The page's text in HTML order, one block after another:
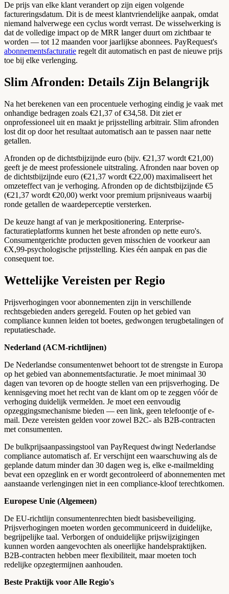
De prijs van elke klant verandert op zijn eigen volgende
factureringsdatum. Dit is de meest klantvriendelijke aanpak, omdat
niemand halverwege een cyclus wordt verrast. De wisselwerking is
dat de volledige impact op de MRR langer duurt om zichtbaar te
worden — tot 12 maanden voor jaarlijkse abonnees. PayRequest's
abonnementsfacturatie regelt dit automatisch en past de nieuwe prijs
toe bij elke verlenging.
Slim Afronden: Details Zijn Belangrijk
Na het berekenen van een procentuele verhoging eindig je vaak met
onhandige bedragen zoals €21,37 of €34,58. Dit ziet er
onprofessioneel uit en maakt je prijsstelling arbitrair. Slim afronden
lost dit op door het resultaat automatisch aan te passen naar nette
getallen.
Afronden op de dichtstbijzijnde euro (bijv. €21,37 wordt €21,00)
geeft je de meest professionele uitstraling. Afronden naar boven op
de dichtstbijzijnde euro (€21,37 wordt €22,00) maximaliseert het
omzeteffect van je verhoging. Afronden op de dichtstbijzijnde €5
(€21,37 wordt €20,00) werkt voor premium prijsniveaus waarbij
ronde getallen de waardeperceptie versterken.
De keuze hangt af van je merkpositionering. Enterprise-
facturatieplatforms kunnen het beste afronden op nette euro's.
Consumentgerichte producten geven misschien de voorkeur aan
€X,99-psychologische prijsstelling. Kies één aanpak en pas die
consequent toe.
Wettelijke Vereisten per Regio
Prijsverhogingen voor abonnementen zijn in verschillende
rechtsgebieden anders geregeld. Fouten op het gebied van
compliance kunnen leiden tot boetes, gedwongen terugbetalingen of
reputatieschade.
Nederland (ACM-richtlijnen)
De Nederlandse consumentenwet behoort tot de strengste in Europa
op het gebied van abonnementsfacturatie. Je moet minimaal 30
dagen van tevoren op de hoogte stellen van een prijsverhoging. De
kennisgeving moet het recht van de klant om op te zeggen vóór de
verhoging duidelijk vermelden. Je moet een eenvoudig
opzeggingsmechanisme bieden — een link, geen telefoontje of e-
mail. Deze vereisten gelden voor zowel B2C- als B2B-contracten
met consumenten.
De bulkprijsaanpassingstool van PayRequest dwingt Nederlandse
compliance automatisch af. Er verschijnt een waarschuwing als de
geplande datum minder dan 30 dagen weg is, elke e-mailmelding
bevat een opzeglink en er wordt gecontroleerd of abonnementen met
aanstaande verlengingen niet in een compliance-kloof terechtkomen.
Europese Unie (Algemeen)
De EU-richtlijn consumentenrechten biedt basisbeveiliging.
Prijsverhogingen moeten worden gecommuniceerd in duidelijke,
begrijpelijke taal. Verborgen of onduidelijke prijswijzigingen
kunnen worden aangevochten als oneerlijke handelspraktijken.
B2B-contracten hebben meer flexibiliteit, maar moeten toch
redelijke opzegtermijnen aanhouden.
Beste Praktijk voor Alle Regio's